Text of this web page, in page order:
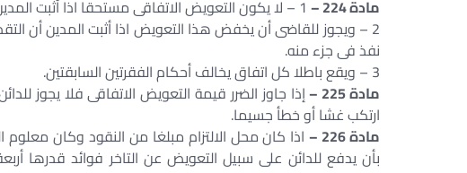
مادة 224 –
2 – ويجوز للقاضى أن يخفض هذا التعويض اذا أثبت المدين أن
نفذ فى جزء منه.
3 – ويقع باطلا كل اتفاق يخالف أحكام الفقرتين السابقتين.
مادة 225 –
إذا جاوز الضرر قيمة التعويض الاتفاقى فلا يجوز
ارتكب غشا أو خطأ جسيما.
مادة 226 –
اذا كان محل الالتزام مبلغا من النقود وكان معلوم
بأن يدفع للدائن على سبيل التعويض عن التاخر فوائد قدرها